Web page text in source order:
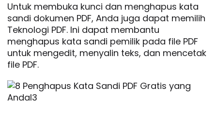
Untuk membuka kunci dan menghapus kata
sandi dokumen PDF, Anda juga dapat memilih
Teknologi PDF. Ini dapat membantu
menghapus kata sandi pemilik pada file PDF
untuk mengedit, menyalin teks, dan mencetak
file PDF.